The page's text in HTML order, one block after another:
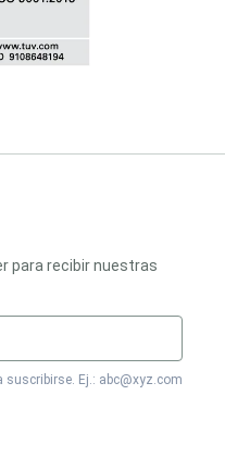
para recibir nuestras
suscribirse. Ej.: abc@xyz.com